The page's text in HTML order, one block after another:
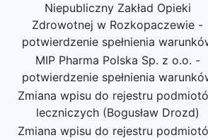
Niepubliczny Zakład Opieki
Zdrowotnej w Rozkopaczewie -
potwierdzenie spełnienia
MIP Pharma Polska Sp. z o.o. -
potwierdzenie spełnienia
Zmiana wpisu do rejestru
leczniczych (Bogusław Drozd)
Zmiana wpisu do rejestru